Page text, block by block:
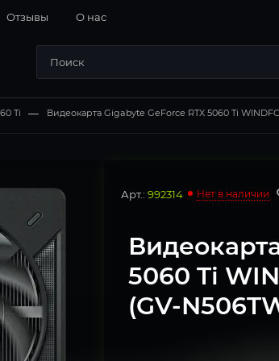
Отзывы О нас
Ti — Видеокарта Gigabyte GeForce RTX 5060 Ti
Арт.: 992314 Нет в наличии
5060 Ti
(GV-